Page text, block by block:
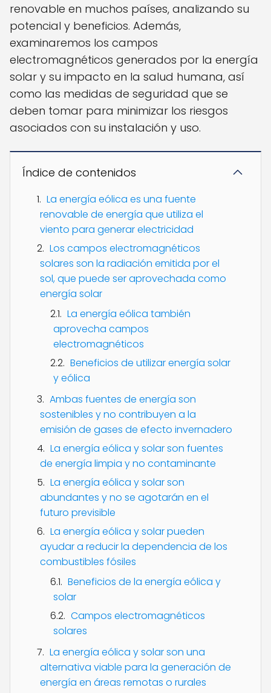
renovable en muchos países, analizando su
potencial y beneficios. Además,
examinaremos los campos
electromagnéticos generados por la energía
solar y su impacto en la salud humana, así
como las medidas de seguridad que se
deben tomar para minimizar los riesgos
asociados con su instalación y uso.
Índice de contenidos
La energía eólica es una fuente
renovable de energía que utiliza el
viento para generar electricidad
Los campos electromagnéticos
solares son la radiación emitida por el
sol, que puede ser aprovechada como
energía solar
La energía eólica también
aprovecha campos
electromagnéticos
Beneficios de utilizar energía solar
y eólica
Ambas fuentes de energía son
sostenibles y no contribuyen a la
emisión de gases de efecto invernadero
La energía eólica y solar son fuentes
de energía limpia y no contaminante
La energía eólica y solar son
abundantes y no se agotarán en el
futuro previsible
La energía eólica y solar pueden
ayudar a reducir la dependencia de los
combustibles fósiles
Beneficios de la energía eólica y
solar
Campos electromagnéticos
solares
La energía eólica y solar son una
alternativa viable para la generación de
energía en áreas remotas o rurales